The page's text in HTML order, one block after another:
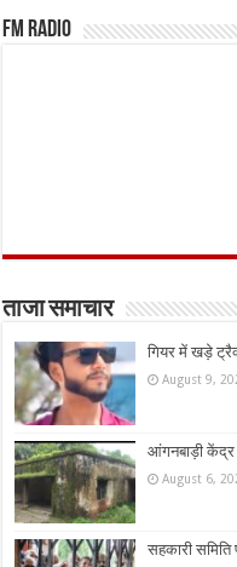
FM Radio
ताजा समाचार
गियर में खड़े
August 9,
आंगनबाड़ी
August 6,
सहकारी